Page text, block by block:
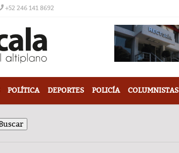
+52 246 141 8692
POLÍTICA DEPORTES POLICÍA COLUMNISTAS